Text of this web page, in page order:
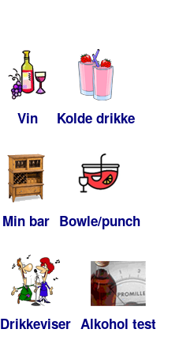
Vin Kolde drikke
Min bar Bowle/punch
Drikkeviser Alkohol test